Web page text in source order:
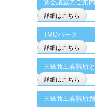
貸会議室のご案内
詳細はこちら
TMOパーク
詳細はこちら
三島商工会議所
詳細はこちら
三島商工会議所